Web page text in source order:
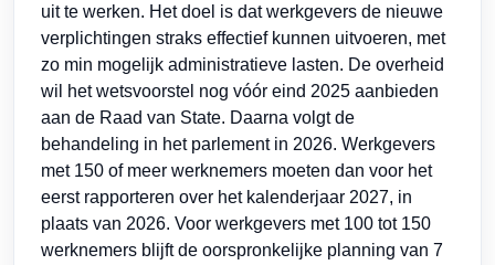
uit te werken. Het doel is dat werkgevers de nieuwe
verplichtingen straks effectief kunnen uitvoeren, met
zo min mogelijk administratieve lasten. De overheid
wil het wetsvoorstel nog vóór eind 2025 aanbieden
aan de Raad van State. Daarna volgt de
behandeling in het parlement in 2026. Werkgevers
met 150 of meer werknemers moeten dan voor het
eerst rapporteren over het kalenderjaar 2027, in
plaats van 2026. Voor werkgevers met 100 tot 150
werknemers blijft de oorspronkelijke planning van 7